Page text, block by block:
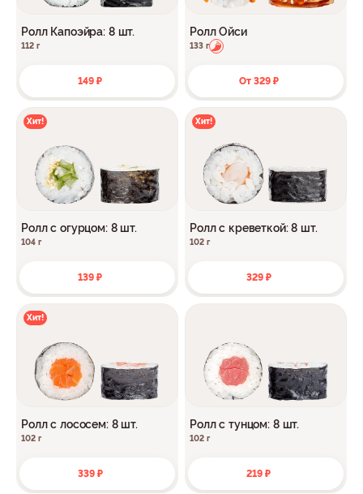
Ролл Капоэйра: 8 шт.
112 г
149 ₽
Ролл Ойси
133 г
От 329 ₽
Хит!
Ролл с огурцом: 8 шт.
104 г
139 ₽
Хит!
Ролл с креветкой: 8 шт.
102 г
329 ₽
Хит!
Ролл с лососем: 8 шт.
102 г
339 ₽
Ролл с тунцом: 8 шт.
102 г
219 ₽